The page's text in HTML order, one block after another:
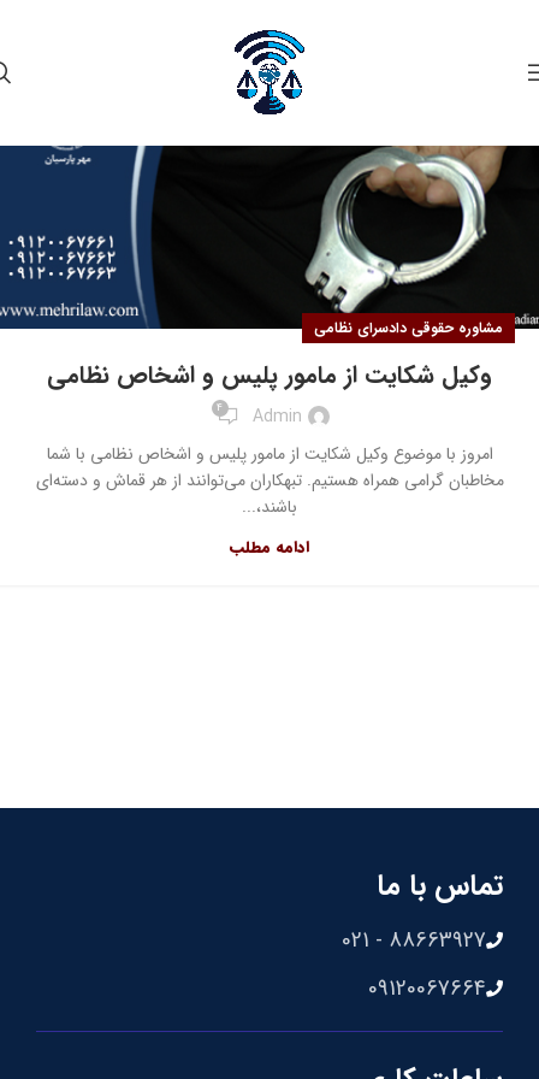
مشاوره حقوقی دادسرای نظامی
وکیل شکایت از مامور پلیس و اشخاص نظامی
Admin
4
امروز با موضوع وکیل شکایت از مامور پلیس و اشخاص نظامی با شما
مخاطبان گرامی همراه هستیم. تبهکاران می‌توانند از هر قماش و دسته‌ای
باشند،...
ادامه مطلب
تماس با ما
88663927 - 021
09120067664